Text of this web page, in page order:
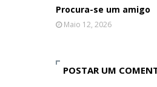
Procura-se um amigo
Maio 12, 2026
POSTAR UM